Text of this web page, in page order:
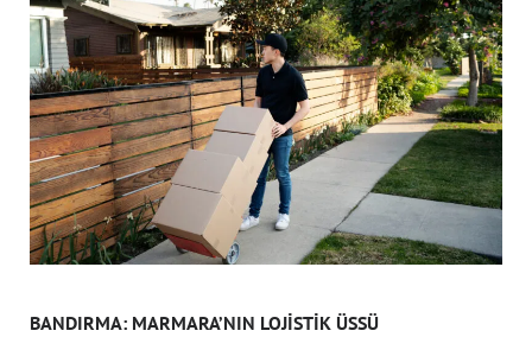
BANDIRMA: MARMARA’NIN LOJISTIK ÜSSÜ